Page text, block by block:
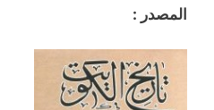
المصدر :